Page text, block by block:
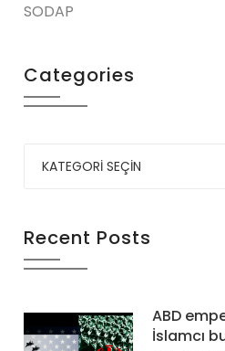
SODAP
Categories
Recent Posts
ABD
İslamcı